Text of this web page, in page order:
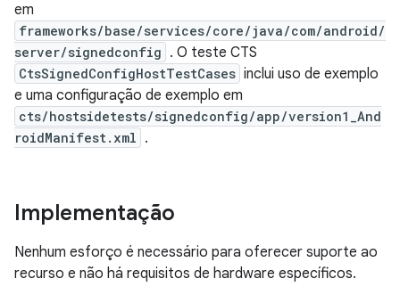
em
frameworks/base/services/core/java/com/android/
server/signedconfig . O teste CTS
CtsSignedConfigHostTestCases inclui uso de exemplo
e uma configuração de exemplo em
cts/hostsidetests/signedconfig/app/version1_And
roidManifest.xml .
Implementação
Nenhum esforço é necessário para oferecer suporte ao
recurso e não há requisitos de hardware específicos.